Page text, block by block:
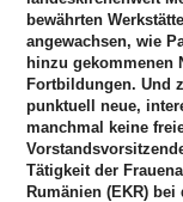
bewährten
angewachsen, wie
hinzu gekommenen
Fortbildungen. Und
punktuell neue,
manchmal keine
Tätigkeit der
Rumänien (EKR)